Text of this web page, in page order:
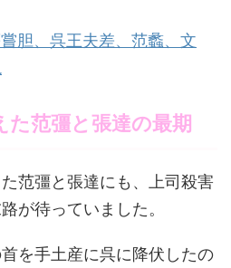
胆、呉王夫差、范蠡、文
た范彊と張達の最期
范彊と張達にも、上司殺害
が待っていました。
を手土産に呉に降伏したの